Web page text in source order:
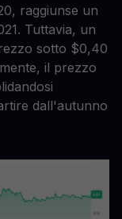
raggiunse un
Tuttavia, un
sotto $0,40
il prezzo
dall'autunno